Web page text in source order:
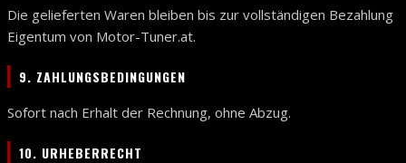
Die gelieferten Waren bleiben bis zur vollständigen Bezahlung
Eigentum von Motor-Tuner.at.
9. ZAHLUNGSBEDINGUNGEN
Sofort nach Erhalt der Rechnung, ohne Abzug.
10. URHEBERRECHT